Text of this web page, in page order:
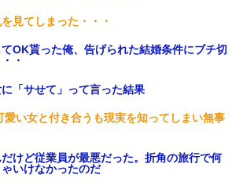
れたタ
動画、す
ｗｗｗｗ
ン俺氏、
速度で走
べた量を
・・２軍
あまり悲
見てしまった・・・
OK貰った俺、告げられた結婚条件にブチ切
・
に「サせて」って言った結果
愛い女と付き合うも現実を知ってしまい無事
けど従業員が最悪だった。折角の旅行で何
いけなかったのだ